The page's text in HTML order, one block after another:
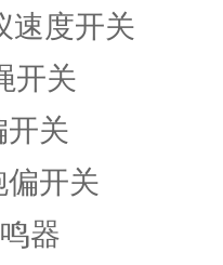
速度开关
开关
开关
偏开关
器